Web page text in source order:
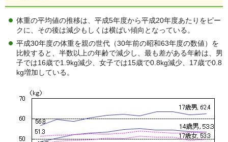
体重の平均値の推移は、平成5年度から平成20年度あたりをピー
クに、その後は減少もしくは横ばい傾向となっている。
平成30年度の体重を親の世代（30年前の昭和63年度の数値）を
比較すると、半数以上の年齢で減少し、最も差がある年齢は、男
子では16歳で1.9kg減少、女子では15歳で0.8kg減少、17歳で0.8
kg増加している。